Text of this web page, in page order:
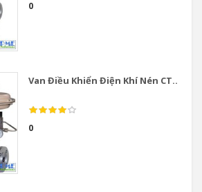
0
Van Điều Khiển Điện Khí Nén CT...
0